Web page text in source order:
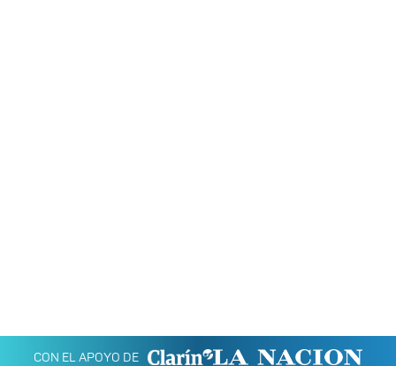
CON EL APOYO DE